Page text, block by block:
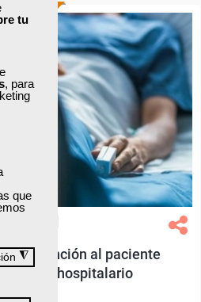
tu
, para
que
◮
ONLINE
Formación 100%
subvencionada.
Para desempleados,
trabajadores y autónomos.
Sector
-Sanidad.
Atención al paciente
hospitalario